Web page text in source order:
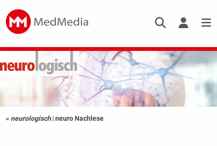
« neurologisch |neuro Nachlese